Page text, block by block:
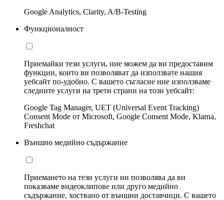
Google Analytics, Clarity, A/B-Testing
Функционалност
Приемайки тези услуги, ние можем да ви предоставим
функции, които ви позволяват да използвате нашия
уебсайт по-удобно. С вашето съгласие ние използваме
следните услуги на трети страни на този уебсайт:
Google Tag Manager, UET (Universal Event Tracking)
Consent Mode от Microsoft, Google Consent Mode, Klarna,
Freshchat
Външно медийно съдържание
Приемането на тези услуги ни позволява да ви
показваме видеоклипове или друго медийно
съдържание, хоствано от външни доставчици. С вашето